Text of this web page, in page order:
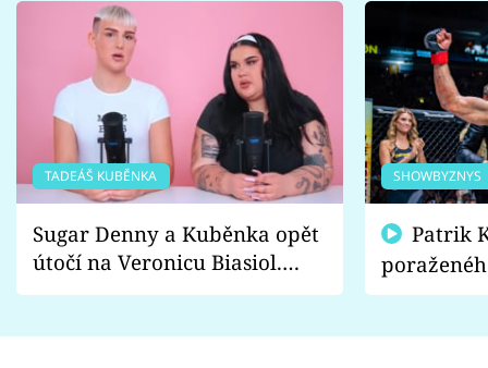
TADEÁŠ KUBĚNKA
Sugar Denny a Kuběnka opět
útočí na Veronicu Biasiol.
Proč je podle nich falešná a
SHOWBYZNYS
fanoušci